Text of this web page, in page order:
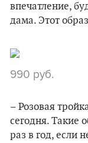
впечатление,
дама. Этот
990 руб.
– Розовая
сегодня. Такие
раз в год, если